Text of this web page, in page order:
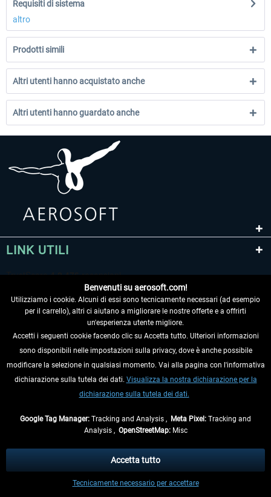
Requisiti di sistema
altro
Prodotti simili
Altri utenti hanno acquistato anche
Altri utenti hanno guardato anche
LINK UTILI
RECEDERE DAL CONTRATTO
INFORMAZIONI
eventualmente le spese di spedizione, se non diversamente descritto.
** Riguarda le spedizioni al di fuori della Germania, i tempi di consegna per le
altre nazioni sono disponibili nelleinformazioni di spedizione
Benvenuti su aerosoft.com!
Utilizziamo i cookie. Alcuni di essi sono tecnicamente necessari (ad esempio
per il carrello), altri ci aiutano a migliorare le nostre offerte e a offrirti
un'esperienza utente migliore.
Accetti i seguenti cookie facendo clic su Accetta tutto. Ulteriori informazioni
sono disponibili nelle impostazioni sulla privacy, dove è anche possibile
modificare la selezione in qualsiasi momento. Vai alla pagina con l'informativa
dichiarazione sulla tutela dei dati. Visualizza la nostra dichiarazione per la
dichiarazione sulla tutela dei dati.
Google Tag Manager: Tracking and Analysis , Meta Pixel: Tracking and
Analysis , OpenStreetMap:Misc
Tecnicamente necessario per accettare
Accetta tutto